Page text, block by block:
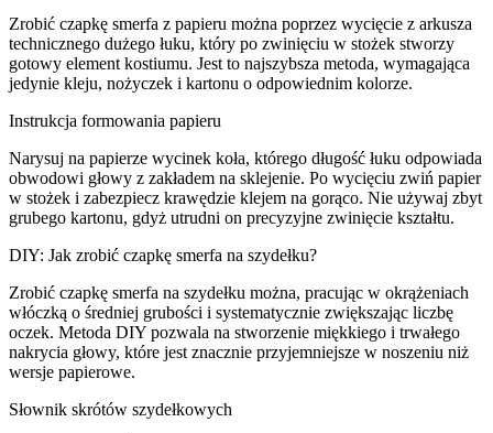
Zrobić czapkę smerfa z papieru można poprzez wycięcie z arkusza
technicznego dużego łuku, który po zwinięciu w stożek stworzy
gotowy element kostiumu. Jest to najszybsza metoda, wymagająca
jedynie kleju, nożyczek i kartonu o odpowiednim kolorze.
Instrukcja formowania papieru
Narysuj na papierze wycinek koła, którego długość łuku odpowiada
obwodowi głowy z zakładem na sklejenie. Po wycięciu zwiń papier
w stożek i zabezpiecz krawędzie klejem na gorąco. Nie używaj zbyt
grubego kartonu, gdyż utrudni on precyzyjne zwinięcie kształtu.
DIY: Jak zrobić czapkę smerfa na szydełku?
Zrobić czapkę smerfa na szydełku można, pracując w okrążeniach
włóczką o średniej grubości i systematycznie zwiększając liczbę
oczek. Metoda DIY pozwala na stworzenie miękkiego i trwałego
nakrycia głowy, które jest znacznie przyjemniejsze w noszeniu niż
wersje papierowe.
Słownik skrótów szydełkowych